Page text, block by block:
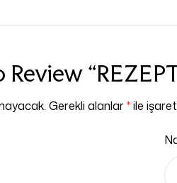
Review
Gerekli alanlar*ile